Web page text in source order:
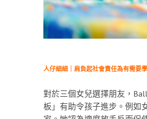
人仔細細｜肩負起社會責任為有需要
對於三個女兒選擇朋友，
板」有助令孩子進步。例如